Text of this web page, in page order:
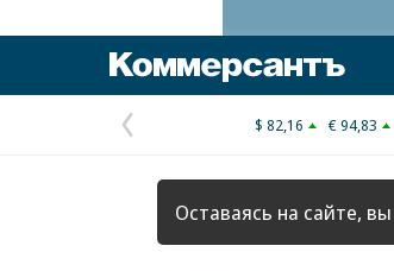
Предыдущая
страница
$ 82,16 € 94,83
Оставаясь на сайте,